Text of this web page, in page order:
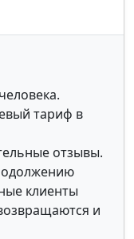
тариф в
отзывы.
клиенты
и